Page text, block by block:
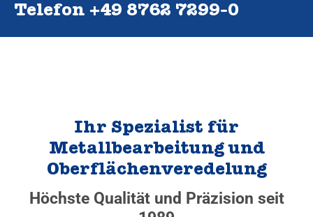
Telefon +49 8762 7299‑0
Ihr Spezialist für
Metallbearbeitung und
Oberflächenveredelung
Höchste Qualität und Präzision seit